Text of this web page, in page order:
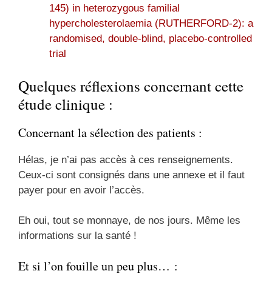
145) in heterozygous familial
hypercholesterolaemia (RUTHERFORD-2): a
randomised, double-blind, placebo-controlled
trial
Quelques réflexions concernant cette
étude clinique :
Concernant la sélection des patients :
Hélas, je n’ai pas accès à ces renseignements.
Ceux-ci sont consignés dans une annexe et il faut
payer pour en avoir l’accès.
Eh oui, tout se monnaye, de nos jours. Même les
informations sur la santé !
Et si l’on fouille un peu plus… :